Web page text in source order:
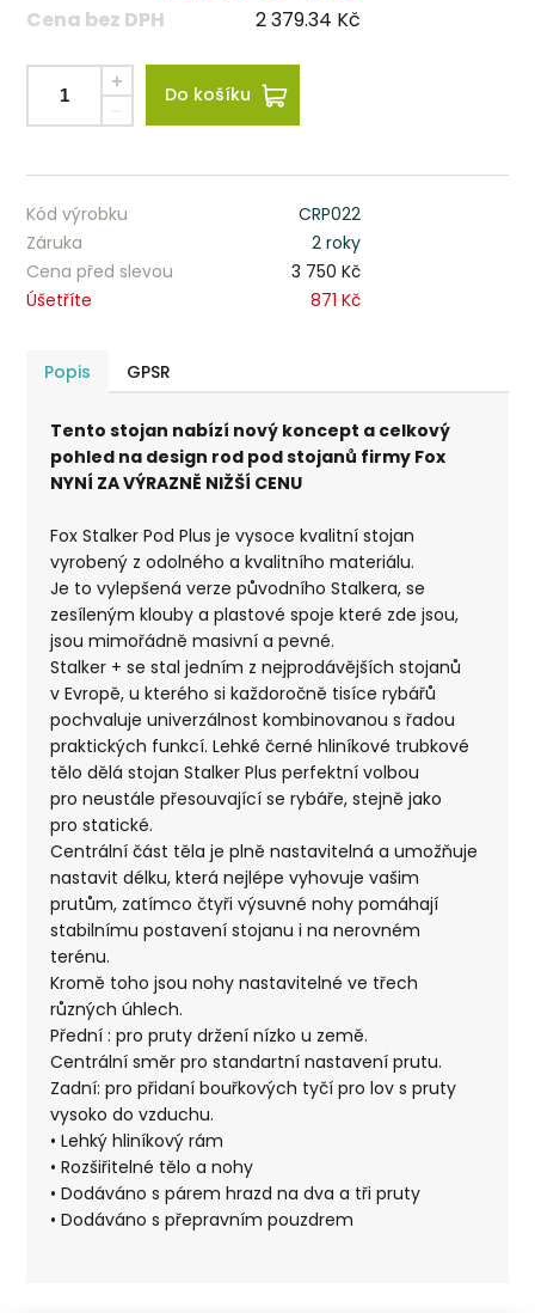
Cena bez DPH 2 379.34 Kč
Do košíku
Kód výrobku
CRP022
Záruka
2 roky
Cena před slevou
3 750 Kč
Úšetříte
871 Kč
Popis GPSR
Tento stojan nabízí nový koncept a celkový
pohled na design rod pod stojanů firmy Fox
NYNÍ ZA VÝRAZNĚ NIŽŠÍ CENU
Fox Stalker Pod Plus je vysoce kvalitní stojan
vyrobený z odolného a kvalitního materiálu.
Je to vylepšená verze původního Stalkera, se
zesíleným klouby a plastové spoje které zde jsou,
jsou mimořádně masivní a pevné.
Stalker + se stal jedním z nejprodávějších stojanů
v Evropě, u kterého si každoročně tisíce rybářů
pochvaluje univerzálnost kombinovanou s řadou
praktických funkcí. Lehké černé hliníkové trubkové
tělo dělá stojan Stalker Plus perfektní volbou
pro neustále přesouvající se rybáře, stejně jako
pro statické.
Centrální část těla je plně nastavitelná a umožňuje
nastavit délku, která nejlépe vyhovuje vašim
prutům, zatímco čtyři výsuvné nohy pomáhají
stabilnímu postavení stojanu i na nerovném
terénu.
Kromě toho jsou nohy nastavitelné ve třech
různých úhlech.
Přední : pro pruty držení nízko u země.
Centrální směr pro standartní nastavení prutu.
Zadní: pro přidaní bouřkových tyčí pro lov s pruty
vysoko do vzduchu.
• Lehký hliníkový rám
• Rozšiřitelné tělo a nohy
• Dodáváno s párem hrazd na dva a tři pruty
• Dodáváno s přepravním pouzdrem